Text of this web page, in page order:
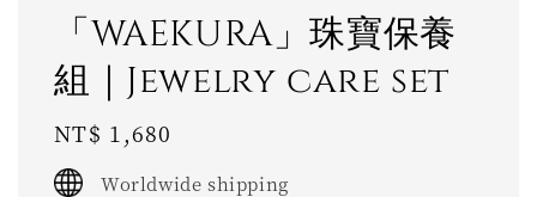
「WAEKURA」珠寶保養
組｜Jewelry care set
Regular
price
NT$ 1,680
Worldwide shipping